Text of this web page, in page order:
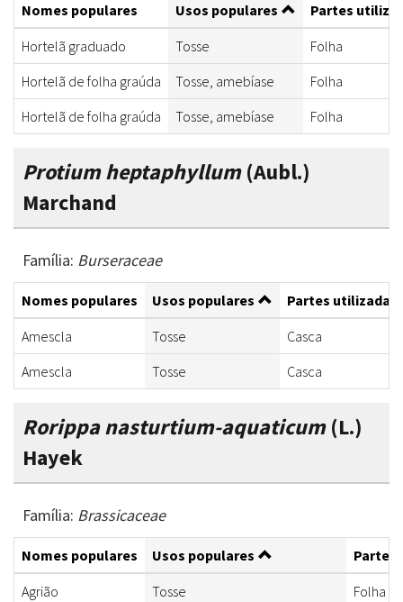
Nomes populares Usos populares
Partes
Hortelã graduado
Tosse
Folha
Hortelã de folha graúda
Tosse, amebíase
Folha
Hortelã de folha graúda
Tosse, amebíase Folha
Protium heptaphyllum(Aubl.)
Marchand
Família: Burseraceae
Nomes populares Usos populares
Partes utilizadas
Amescla
Tosse
Casca
Amescla
Tosse Casca
Rorippa nasturtium-aquaticum(L.)
Hayek
Família: Brassicaceae
Nomes populares Usos populares
Partes
Agrião
Tosse
Folha